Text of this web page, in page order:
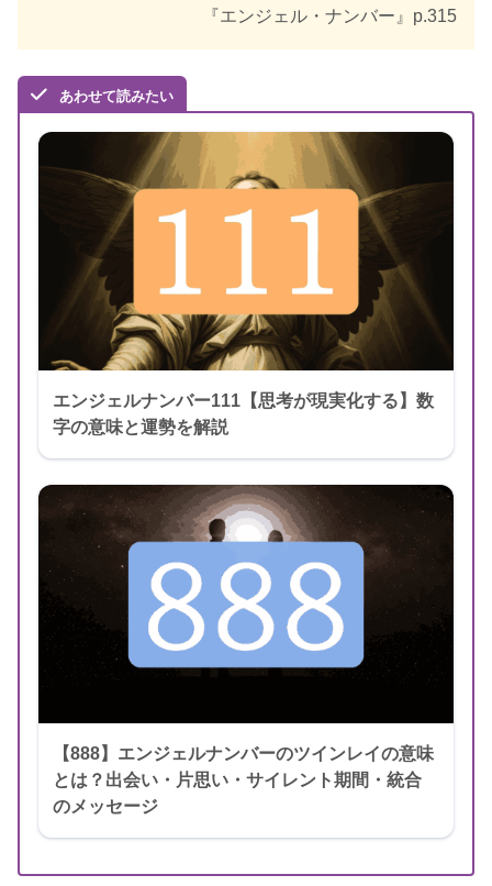
『エンジェル・ナンバー』p.315
あわせて読みたい
エンジェルナンバー111【思考が現実化する】数
字の意味と運勢を解説
【888】エンジェルナンバーのツインレイの意味
とは？出会い・片思い・サイレント期間・統合
のメッセージ